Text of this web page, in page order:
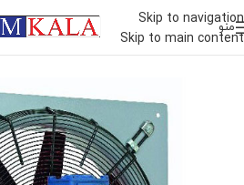
Skip to navigation
Skip to main content
منو